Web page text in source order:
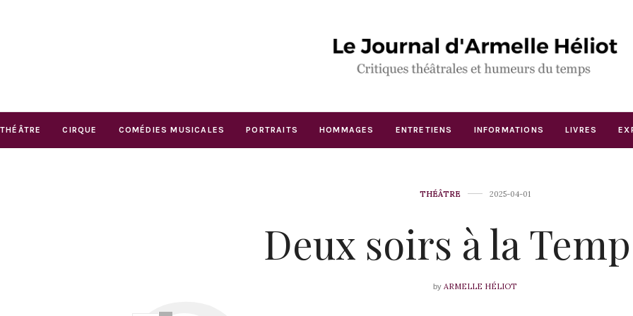
THÉÂTRE CIRQUE COMÉDIES MUSICALES PORTRAITS HOMMAGES ENTRETIENS INFORMATIONS LIVRES
THÉÂTRE 2025-04-01
Deux soirs à la
by ARMELLE HÉLIOT